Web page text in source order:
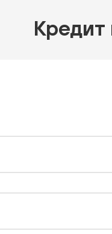
Кредит